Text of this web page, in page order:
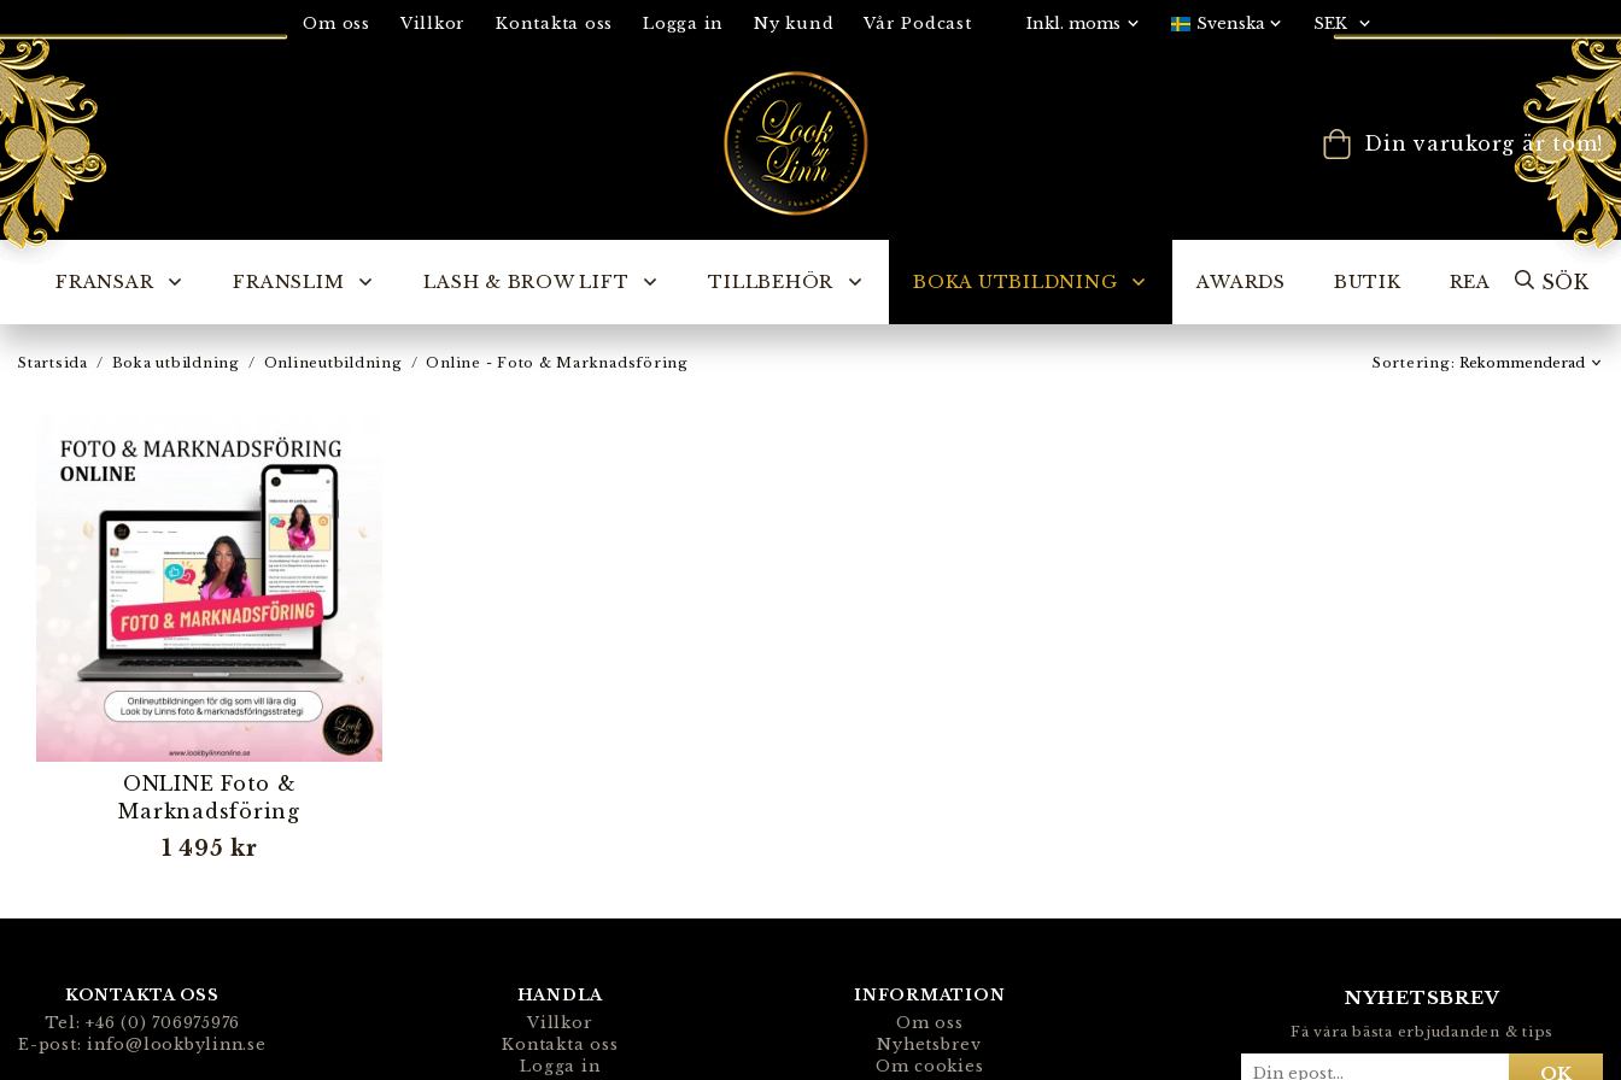
Om oss Villkor Kontakta oss Logga in Ny kund Vår Podcast
Din varukorg är tom!
FRANSAR FRANSLIM LASH & BROW LIFT TILLBEHÖR BOKA UTBILDNING AWARDS BUTIK REA SÖK
Startsida / Boka utbildning / Onlineutbildning / Online - Foto & Marknadsföring Sortering:
ONLINE Foto &
Marknadsföring
1 495 kr
KONTAKTA OSS
Tel: +46 (0) 706975976
E-post: info@lookbylinn.se
HANDLA
Villkor
Kontakta oss
Logga in
INFORMATION
Om oss
Nyhetsbrev
Om cookies
NYHETSBREV
Få våra bästa erbjudanden & tips
OK